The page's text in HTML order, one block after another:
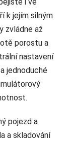
k jejím silným
zvládne až
porostu a
nastavení
jednoduché
pojezd a
a skladování